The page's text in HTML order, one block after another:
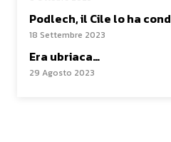
Podlech, il Cile lo ha
18 Settembre 2023
Era ubriaca…
29 Agosto 2023